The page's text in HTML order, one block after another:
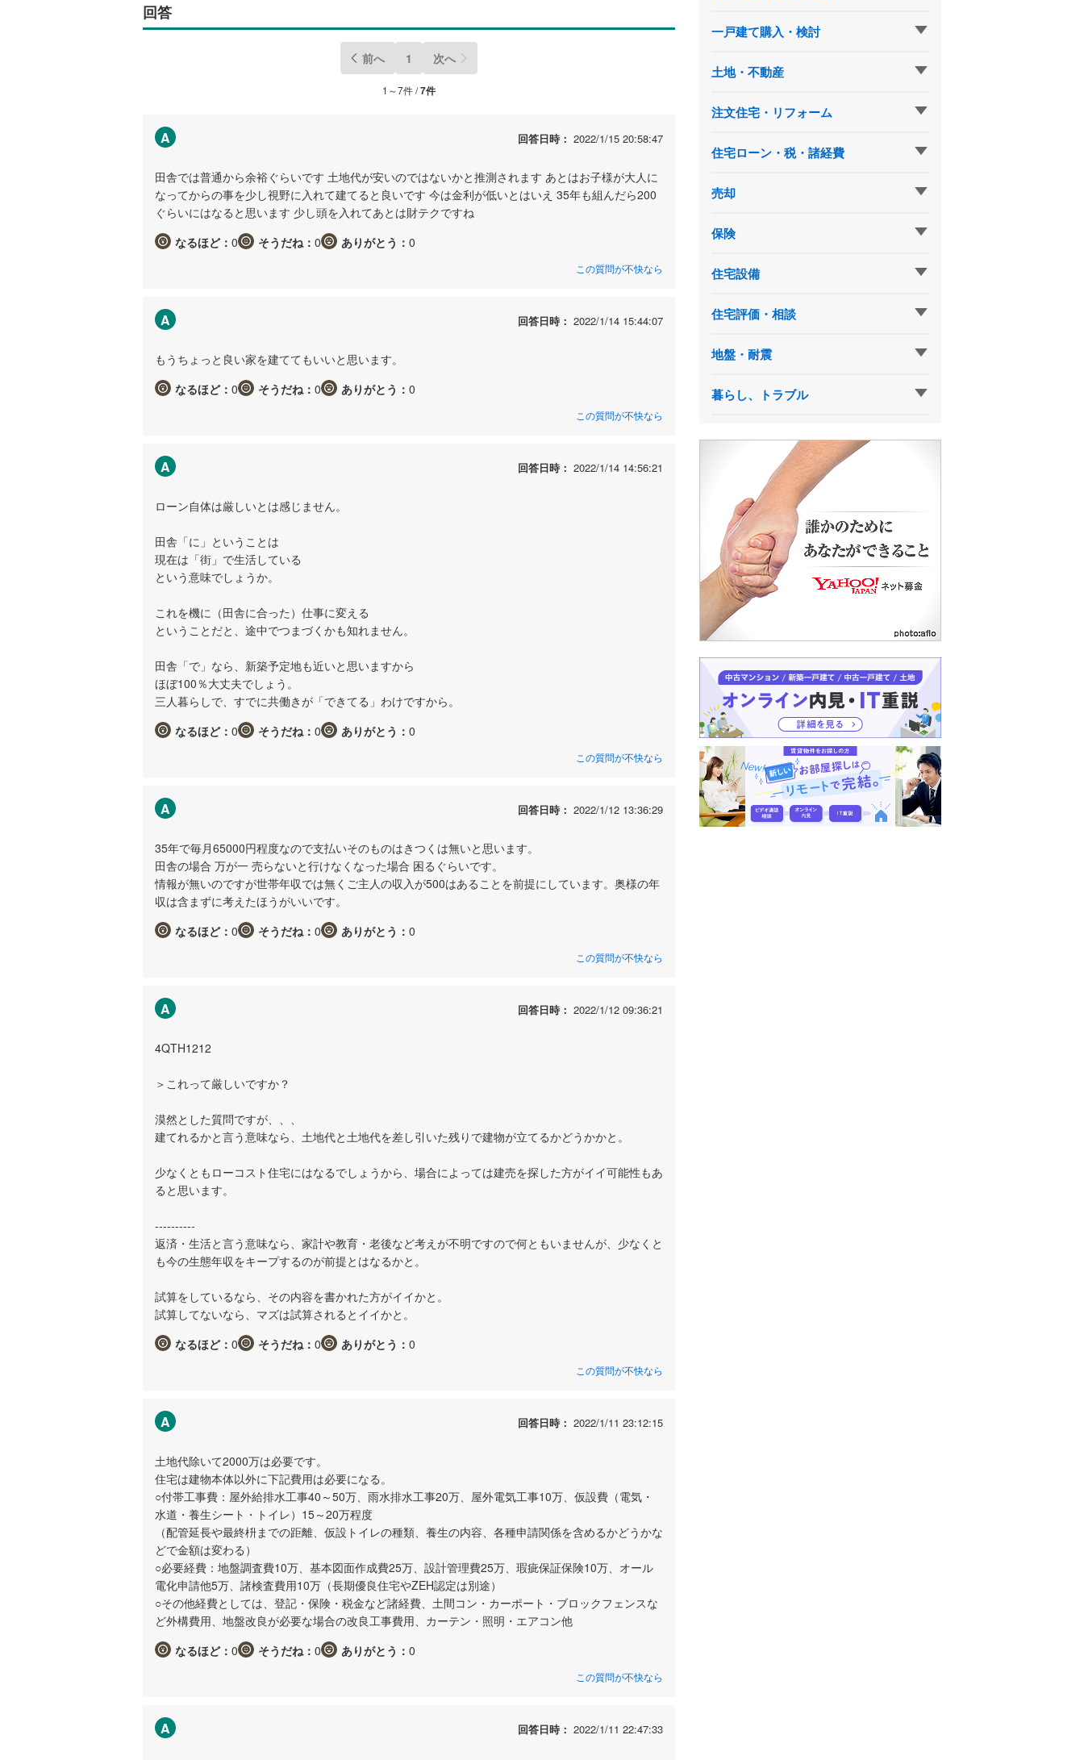
回答
前へ 1 次へ
1～7件 /7件
A 回答日時： 2022/1/15 20:58:47
田舎では普通から余裕ぐらいです 土地代が安いのではないかと推測されます あとはお子様が大人に
なってからの事を少し視野に入れて建てると良いです 今は金利が低いとはいえ 35年も組んだら200
ぐらいにはなると思います 少し頭を入れてあとは財テクですね
なるほど： 0 そうだね： 0 ありがとう： 0
この質問が不快なら
A 回答日時： 2022/1/14 15:44:07
もうちょっと良い家を建ててもいいと思います。
なるほど： 0 そうだね： 0 ありがとう： 0
この質問が不快なら
A 回答日時： 2022/1/14 14:56:21
ローン自体は厳しいとは感じません。
田舎「に」ということは
現在は「街」で生活している
という意味でしょうか。
これを機に（田舎に合った）仕事に変える
ということだと、途中でつまづくかも知れません。
田舎「で」なら、新築予定地も近いと思いますから
ほぼ100％大丈夫でしょう。
三人暮らしで、すでに共働きが「できてる」わけですから。
なるほど： 0 そうだね： 0 ありがとう： 0
この質問が不快なら
A 回答日時： 2022/1/12 13:36:29
35年で毎月65000円程度なので支払いそのものはきつくは無いと思います。
田舎の場合 万が一 売らないと行けなくなった場合 困るぐらいです。
情報が無いのですが世帯年収では無くご主人の収入が500はあることを前提にしています。奥様の年
収は含まずに考えたほうがいいです。
なるほど： 0 そうだね： 0 ありがとう： 0
この質問が不快なら
A 回答日時： 2022/1/12 09:36:21
4QTH1212
＞これって厳しいですか？
漠然とした質問ですが、、、
建てれるかと言う意味なら、土地代と土地代を差し引いた残りで建物が立てるかどうかかと。
少なくともローコスト住宅にはなるでしょうから、場合によっては建売を探した方がイイ可能性もあ
ると思います。
----------
返済・生活と言う意味なら、家計や教育・老後など考えが不明ですので何ともいませんが、少なくと
も今の生態年収をキープするのが前提とはなるかと。
試算をしているなら、その内容を書かれた方がイイかと。
試算してないなら、マズは試算されるとイイかと。
なるほど： 0 そうだね： 0 ありがとう： 0
この質問が不快なら
A 回答日時： 2022/1/11 23:12:15
土地代除いて2000万は必要です。
住宅は建物本体以外に下記費用は必要になる。
○付帯工事費：屋外給排水工事40～50万、雨水排水工事20万、屋外電気工事10万、仮設費（電気・
水道・養生シート・トイレ）15～20万程度
（配管延長や最終枡までの距離、仮設トイレの種類、養生の内容、各種申請関係を含めるかどうかな
どで金額は変わる）
○必要経費：地盤調査費10万、基本図面作成費25万、設計管理費25万、瑕疵保証保険10万、オール
電化申請他5万、諸検査費用10万（長期優良住宅やZEH認定は別途）
○その他経費としては、登記・保険・税金など諸経費、土間コン・カーポート・ブロックフェンスな
ど外構費用、地盤改良が必要な場合の改良工事費用、カーテン・照明・エアコン他
なるほど： 0 そうだね： 0 ありがとう： 0
この質問が不快なら
A 回答日時： 2022/1/11 22:47:33
一戸建て購入・検討
土地・不動産
注文住宅・リフォーム
住宅ローン・税・諸経費
売却
保険
住宅設備
住宅評価・相談
地盤・耐震
暮らし、トラブル